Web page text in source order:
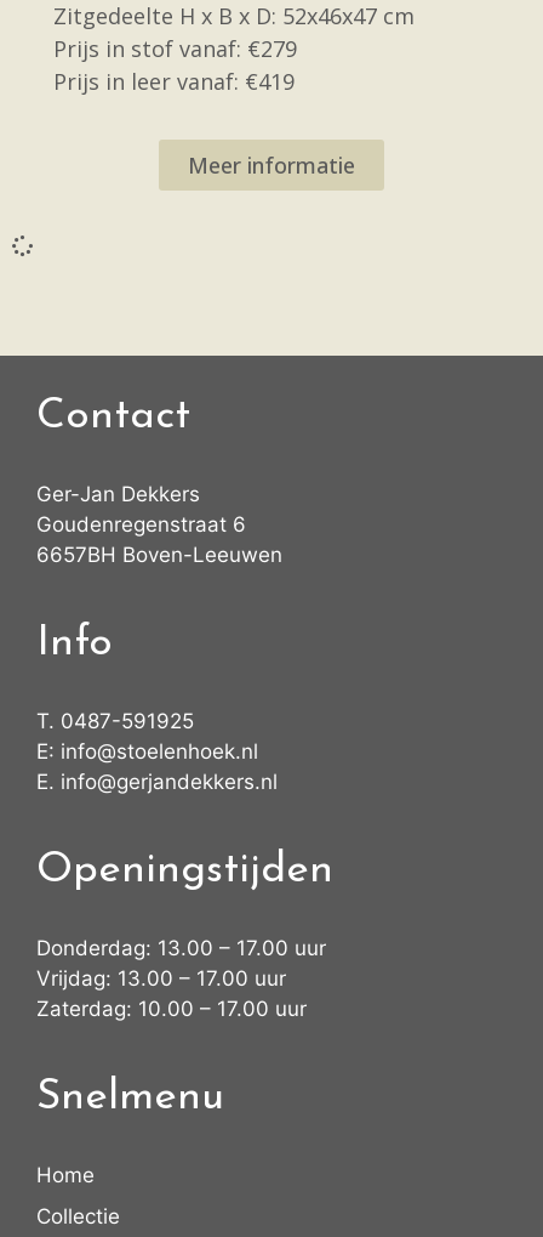
Zitgedeelte H x B x D: 52x46x47 cm
Prijs in stof vanaf: €279
Prijs in leer vanaf: €419
Meer informatie
Contact
Ger-Jan Dekkers
Goudenregenstraat 6
6657BH Boven-Leeuwen
Info
T. 0487-591925
E: info@stoelenhoek.nl
E. info@gerjandekkers.nl
Openingstijden
Donderdag: 13.00 – 17.00 uur
Vrijdag: 13.00 – 17.00 uur
Zaterdag: 10.00 – 17.00 uur
Snelmenu
Home
Collectie